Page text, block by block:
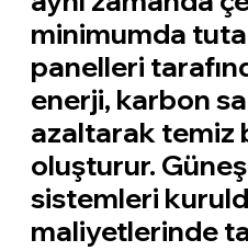
minimumda
panelleri
enerji, karbon
azaltarak temiz
oluşturur.
sistemleri
maliyetlerinde